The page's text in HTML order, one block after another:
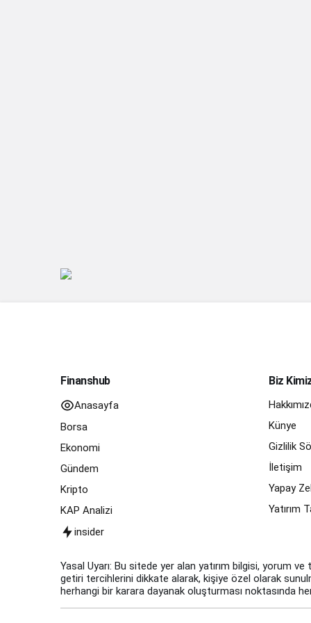
Finanshub
Anasayfa
Borsa
Ekonomi
Gündem
Kripto
KAP Analizi
insider
Biz
Künye
Gizlilik
İletişim
Yapay
Yatırım
Yasal Uyarı: Bu sitede yer alan yatırım bilgisi, yorum ve
getiri tercihlerini dikkate alarak, kişiye özel olarak
herhangi bir karara dayanak oluşturması noktasında